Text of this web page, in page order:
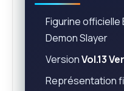
Figurine
Demon Slayer
VersionVol.13
Représentation